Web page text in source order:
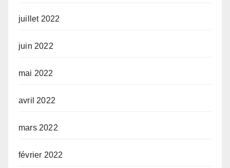
juillet 2022
juin 2022
mai 2022
avril 2022
mars 2022
février 2022